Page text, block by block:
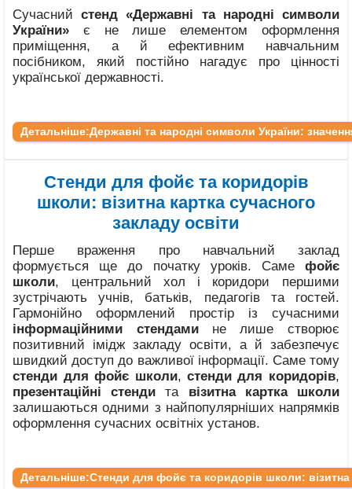
Сучаснийстенд «Державні та народні символи
України» є не лише елементом оформлення
приміщення, а й ефективним навчальним
посібником, який постійно нагадує про цінності
української державності.
Детальніше:Державні та народні символи України:
Стенди для фойє та коридорів
школи: візитна картка сучасного
закладу освіти
Перше враження про навчальний заклад
формується ще до початку уроків. Саме фойє
школи, центральний хол і коридори першими
зустрічають учнів, батьків, педагогів та гостей.
Гармонійно оформлений простір із сучасними
інформаційними стендамине лише створює
позитивний імідж закладу освіти, а й забезпечує
швидкий доступ до важливої інформації. Саме тому
стенди для фойє школи, стенди для коридорів,
презентаційні стенди та візитна картка школи
залишаються одними з найпопулярніших напрямків
оформлення сучасних освітніх установ.
Детальніше:Стенди для фойє та коридорів школи: візитна